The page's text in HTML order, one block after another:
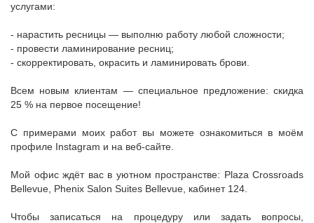
услугами:
- нарастить ресницы — выполню работу любой сложности;
- провести ламинирование ресниц;
- скорректировать, окрасить и ламинировать брови.
Всем новым клиентам — специальное предложение: скидка
25 % на первое посещение!
С примерами моих работ вы можете ознакомиться в моём
профиле Instagram и на веб-сайте.
Мой офис ждёт вас в уютном пространстве: Plaza Crossroads
Bellevue, Phenix Salon Suites Bellevue, кабинет 124.
Чтобы записаться на процедуру или задать вопросы,